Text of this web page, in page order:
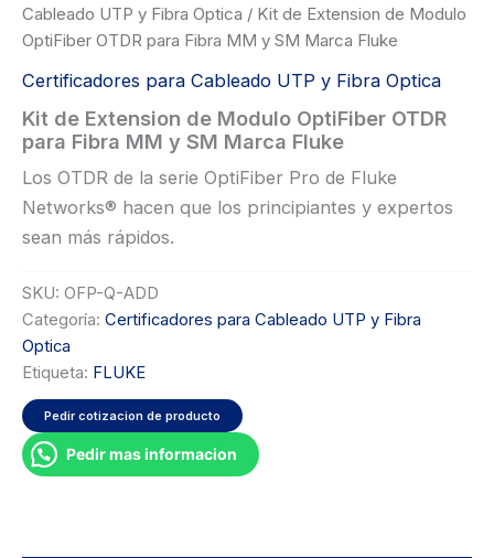
Cableado UTP y Fibra Optica / Kit de Extension de Modulo
OptiFiber OTDR para Fibra MM y SM Marca Fluke
Certificadores para Cableado UTP y Fibra Optica
Kit de Extension de Modulo OptiFiber OTDR
para Fibra MM y SM Marca Fluke
Los OTDR de la serie OptiFiber Pro de Fluke
Networks® hacen que los principiantes y expertos
sean más rápidos.
SKU: OFP-Q-ADD
Categoría: Certificadores para Cableado UTP y Fibra
Optica
Etiqueta: FLUKE
Pedir cotizacion de producto
Pedir mas informacion